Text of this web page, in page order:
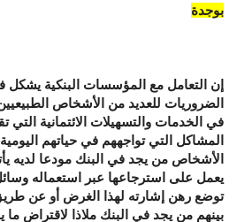
بوجدة
إن التعامل مع المؤسسات البنكية
الضروريات للعديد من الأشخاص
في الخدمات والتسهيلات الائتمانية التي
الأشخاص من يجد في البنك مودعا لديه
يعمل على استرجاعها عبر استعماله
توضع رهن إشارته لهذا الغرض أو عن
بينهم من يجد في البنك ملاذا لاقتراض ما